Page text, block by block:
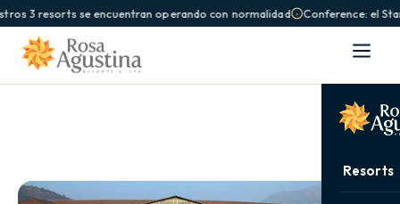
3 resorts se encuentran operando con normalidad Conference: el
Resorts